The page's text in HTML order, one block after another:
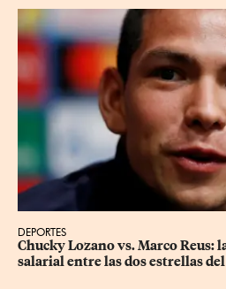
DEPORTES
Chucky Lozano vs. Marco Reus:
salarial entre las dos estrellas